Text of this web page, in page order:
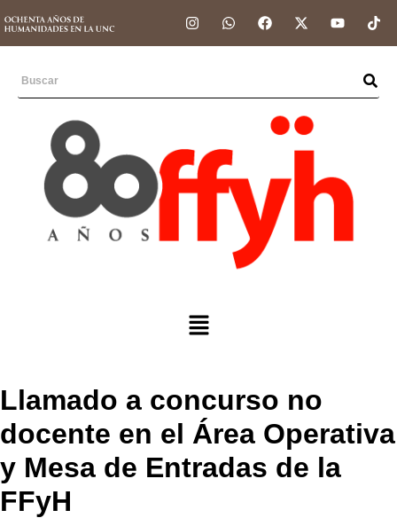
Llamado a concurso no
docente en el Área Operativa
y Mesa de Entradas de la
FFyH